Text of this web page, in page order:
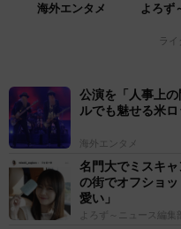
海外エンタメ
よろず
ライ
公演を「人事上
ルでも魅せる米
海外エンタメ
名門大でミスキ
の街でオフショ
愛い」
よろず～ニュース編集部